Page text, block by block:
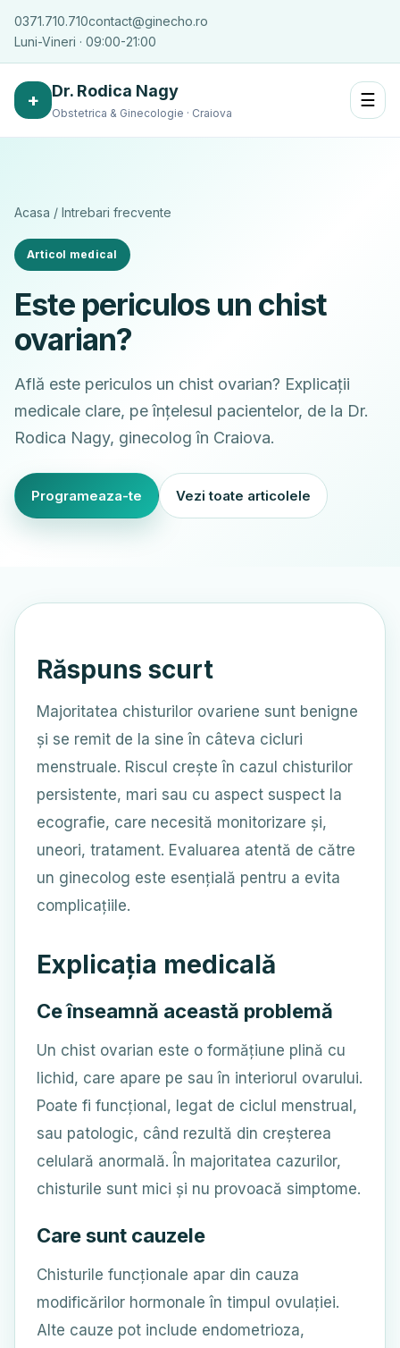
0371.710.710contact@ginecho.ro
Luni-Vineri · 09:00-21:00
+ Dr. Rodica Nagy
Obstetrica & Ginecologie · Craiova
☰
Acasa / Intrebari frecvente
Articol medical
Este periculos un chist
ovarian?
Află este periculos un chist ovarian? Explicații
medicale clare, pe înțelesul pacientelor, de la Dr.
Rodica Nagy, ginecolog în Craiova.
Programeaza-te Vezi toate articolele
Răspuns scurt
Majoritatea chisturilor ovariene sunt benigne
și se remit de la sine în câteva cicluri
menstruale. Riscul crește în cazul chisturilor
persistente, mari sau cu aspect suspect la
ecografie, care necesită monitorizare și,
uneori, tratament. Evaluarea atentă de către
un ginecolog este esențială pentru a evita
complicațiile.
Explicația medicală
Ce înseamnă această problemă
Un chist ovarian este o formățiune plină cu
lichid, care apare pe sau în interiorul ovarului.
Poate fi funcțional, legat de ciclul menstrual,
sau patologic, când rezultă din creșterea
celulară anormală. În majoritatea cazurilor,
chisturile sunt mici și nu provoacă simptome.
Care sunt cauzele
Chisturile funcționale apar din cauza
modificărilor hormonale în timpul ovulației.
Alte cauze pot include endometrioza,